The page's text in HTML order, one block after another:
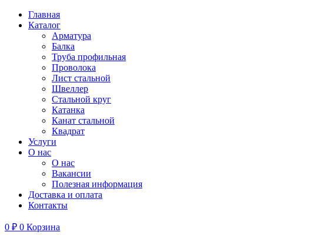
Главная
Каталог
Арматура
Балка
Труба профильная
Проволока
Лист стальной
Швеллер
Стальной круг
Катанка
Канат стальной
Квадрат
Услуги
О нас
О нас
Вакансии
Полезная информация
Доставка и оплата
Контакты
0 ₽ 0 Корзина